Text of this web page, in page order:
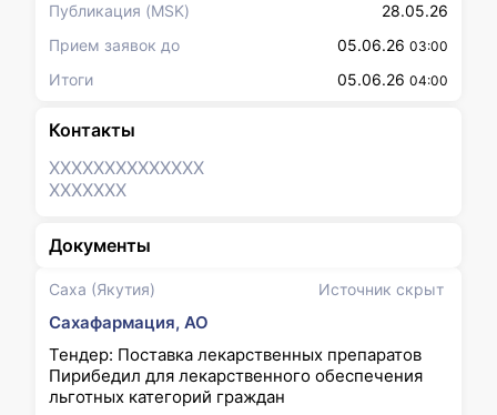
Саха (Якутия) Источник скрыт
Сахафармация, АО
Тендер: Поставка лекарственных препаратов
Пирибедил для лекарственного обеспечения
льготных категорий граждан
Публикация (MSK)
28.05.26
Прием заявок до
05.06.26 03:00
Итоги 05.06.26 04:00
Контакты
XXXXXXXXXXXXXX
XXXXXXX
Документы